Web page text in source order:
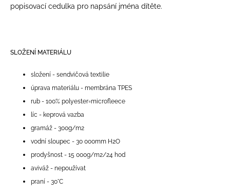
popisovací cedulka pro napsání jména dítěte.
SLOŽENÍ MATERIÁLU
složení - sendvičová textilie
úprava materiálu - membrána TPES
rub - 100% polyester=microfleece
líc - keprová vazba
gramáž - 300g/m2
vodní sloupec - 30 000mm H2O
prodyšnost - 15 000g/m2/24 hod
aviváž - nepoužívat
praní - 30°C